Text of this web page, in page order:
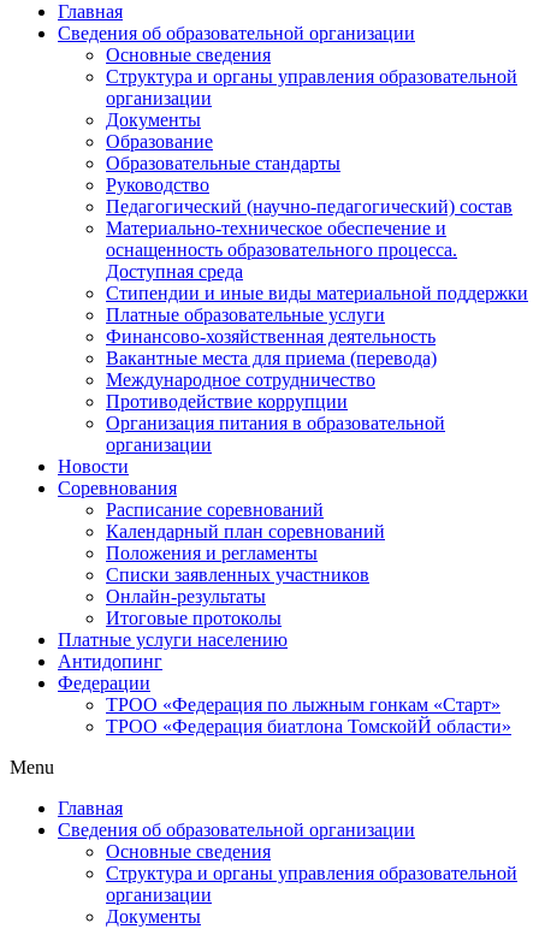
Главная
Сведения об образовательной организации
Основные сведения
Структура и органы управления образовательной
организации
Документы
Образование
Образовательные стандарты
Руководство
Педагогический (научно-педагогический) состав
Материально-техническое обеспечение и
оснащенность образовательного процесса.
Доступная среда
Стипендии и иные виды материальной поддержки
Платные образовательные услуги
Финансово-хозяйственная деятельность
Вакантные места для приема (перевода)
Международное сотрудничество
Противодействие коррупции
Организация питания в образовательной
организации
Новости
Соревнования
Расписание соревнований
Календарный план соревнований
Положения и регламенты
Списки заявленных участников
Онлайн-результаты
Итоговые протоколы
Платные услуги населению
Антидопинг
Федерации
ТРОО «Федерация по лыжным гонкам «Старт»
ТРОО «Федерация биатлона ТомскойЙ области»
Menu
Главная
Сведения об образовательной организации
Основные сведения
Структура и органы управления образовательной
организации
Документы